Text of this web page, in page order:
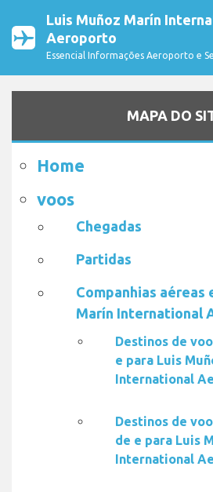
Luis Muñoz Marín
Aeroporto
Essencial Informações Aeroporto e
MAPA DO
Home
voos
Chegadas
Partidas
Companhias aéreas
Marín International
Destinos de
e para Luis
International
Destinos de
de e para Luis
International